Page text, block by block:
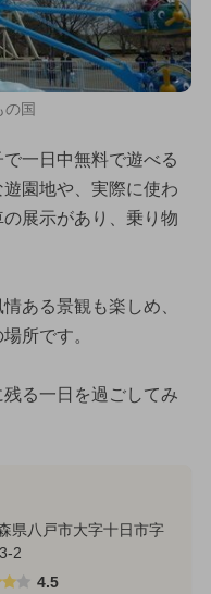
の国
一日中無料で遊べる
園地や、実際に使わ
展示があり、乗り物
ある景観も楽しめ、
所です。
る一日を過ごしてみ
県八戸市大字十日市字
2
4.5